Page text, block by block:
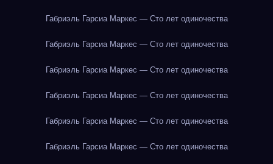
Габриэль Гарсиа Маркес — Сто лет одиночества
Габриэль Гарсиа Маркес — Сто лет одиночества
Габриэль Гарсиа Маркес — Сто лет одиночества
Габриэль Гарсиа Маркес — Сто лет одиночества
Габриэль Гарсиа Маркес — Сто лет одиночества
Габриэль Гарсиа Маркес — Сто лет одиночества